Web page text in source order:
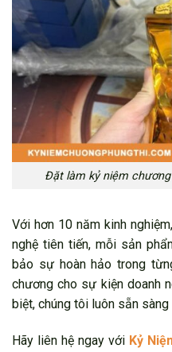
Đặt làm kỷ niệm
Với hơn 10 năm kinh
nghệ tiên tiến, mỗi sản
bảo sự hoàn hảo trong
chương cho sự kiện doanh
biệt, chúng tôi luôn sẵn
Hãy liên hệ ngay với Kỷ